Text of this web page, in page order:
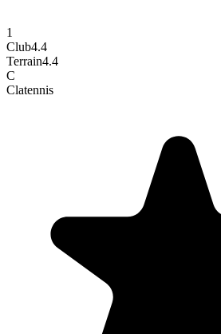
1
Club4.4
Terrain4.4
C
Clatennis